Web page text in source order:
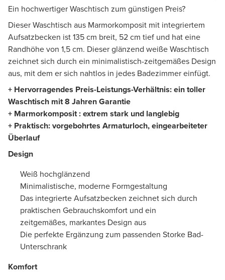
Ein hochwertiger Waschtisch zum günstigen Preis?
Dieser Waschtisch aus Marmorkomposit mit integriertem
Aufsatzbecken ist 135 cm breit, 52 cm tief und hat eine
Randhöhe von 1,5 cm. Dieser glänzend weiße Waschtisch
zeichnet sich durch ein minimalistisch-zeitgemäßes Design
aus, mit dem er sich nahtlos in jedes Badezimmer einfügt.
+ Hervorragendes Preis-Leistungs-Verhältnis: ein toller
Waschtisch mit 8 Jahren Garantie
+ Marmorkomposit : extrem stark und langlebig
+ Praktisch: vorgebohrtes Armaturloch, eingearbeiteter
Überlauf
Design
Weiß hochglänzend
Minimalistische, moderne Formgestaltung
Das integrierte Aufsatzbecken zeichnet sich durch
praktischen Gebrauchskomfort und ein
zeitgemäßes, markantes Design aus
Die perfekte Ergänzung zum passenden Storke Bad-
Unterschrank
Komfort